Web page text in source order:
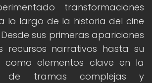
transformaciones
lo largo de la historia del cine
sus primeras apariciones
recursos narrativos hasta su
como elementos clave en la
de tramas complejas y